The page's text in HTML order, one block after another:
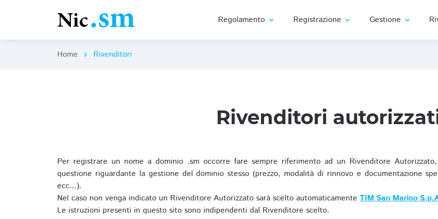
Regolamento expand_more Registrazione expand_more Gestione expand_more
Home chevron_right Rivenditori
Rivenditori
Per registrare un nome a dominio .sm occorre fare sempre riferimento ad un Rivenditore
questione riguardante la gestione del dominio stesso (prezzo, modalità di rinnovo e documentazione
ecc...).
Nel caso non venga indicato un Rivenditore Autorizzato sarà scelto automaticamente TIM San Marino
Le istruzioni presenti in questo sito sono indipendenti dal Rivenditore scelto.